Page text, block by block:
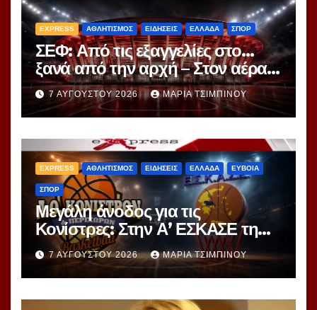
EXPRESS ΑΘΛΗΤΙΣΜΟΣ ΕΙΔΗΣΕΙΣ ΕΛΛΑΔΑ ΣΠΟΡ
ΣΕΦ: Από τις εξαγγελίες στο…
ξανά από την αρχή – Στον αέρα ο
διαγωνισμός των 24,8 εκατ.
7 ΑΥΓΟΎΣΤΟΥ 2026 ΜΑΡΊΑ ΤΣΙΜΠΙΝΟΎ
EXPRESS ΑΘΛΗΤΙΣΜΟΣ ΕΙΔΗΣΕΙΣ ΕΛΛΑΔΑ ΕΥΒΟΙΑ
ΣΠΟΡ
Μεγάλη άνοδος για τις
Κονίστρες: Στην Α’ ΕΣΚΑΣΕ τη
νέα σεζόν – Αυτές είναι οι 12
ομάδες!
7 ΑΥΓΟΎΣΤΟΥ 2026 ΜΑΡΊΑ ΤΣΙΜΠΙΝΟΎ